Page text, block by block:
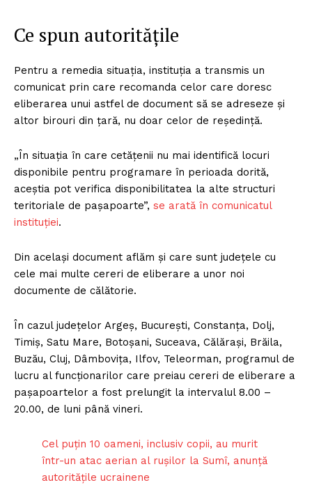
Ce spun autoritățile
Pentru a remedia situaţia, instituţia a transmis un
comunicat prin care recomanda celor care doresc
eliberarea unui astfel de document să se adreseze şi
altor birouri din ţară, nu doar celor de reşedinţă.
„În situația în care cetățenii nu mai identifică locuri
disponibile pentru programare în perioada dorită,
aceștia pot verifica disponibilitatea la alte structuri
teritoriale de pașapoarte”, se arată în comunicatul
instituţiei.
Din acelaşi document aflăm şi care sunt judeţele cu
cele mai multe cereri de eliberare a unor noi
documente de călătorie.
În cazul judeţelor Argeş, Bucureşti, Constanţa, Dolj,
Timiş, Satu Mare, Botoşani, Suceava, Călăraşi, Brăila,
Buzău, Cluj, Dâmboviţa, Ilfov, Teleorman, programul de
lucru al funcţionarilor care preiau cereri de eliberare a
paşapoartelor a fost prelungit la intervalul 8.00 –
20.00, de luni până vineri.
Cel puţin 10 oameni, inclusiv copii, au murit
într-un atac aerian al ruşilor la Sumî, anunță
autoritățile ucrainene